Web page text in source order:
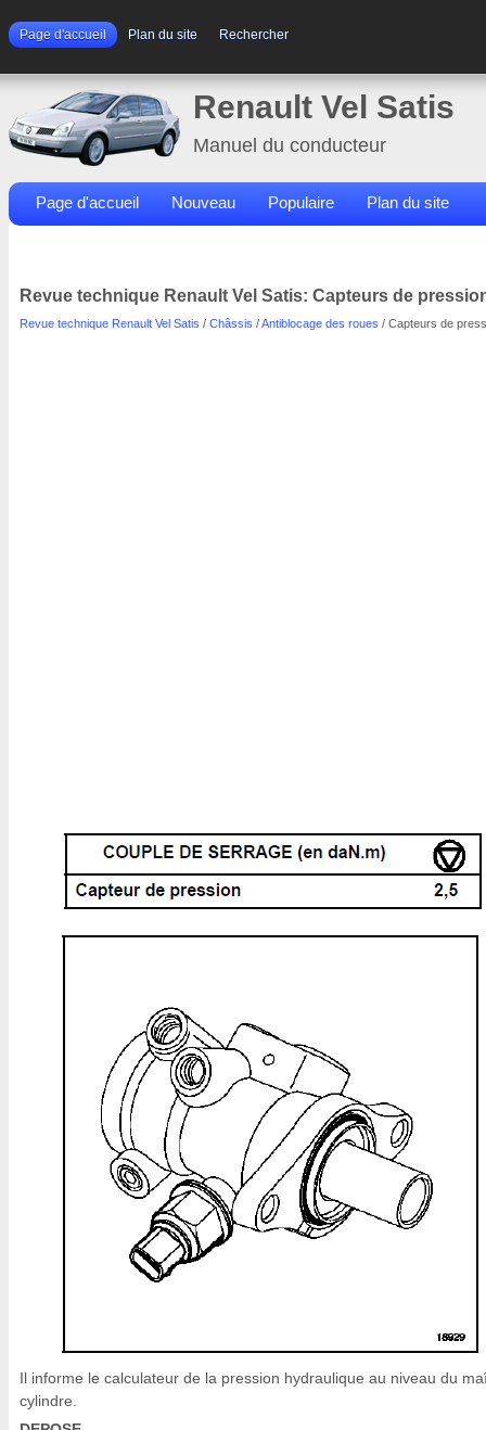
Page d'accueil Plan du site Rechercher
Renault Vel Satis
Manuel du conducteur
Page d'accueil Nouveau Populaire Plan du site
Revue technique Renault Vel Satis: Capteurs de
Revue technique Renault Vel Satis / Châssis /Antiblocage des roues / Capteurs de
Il informe le calculateur de la pression hydraulique au niveau du
cylindre.